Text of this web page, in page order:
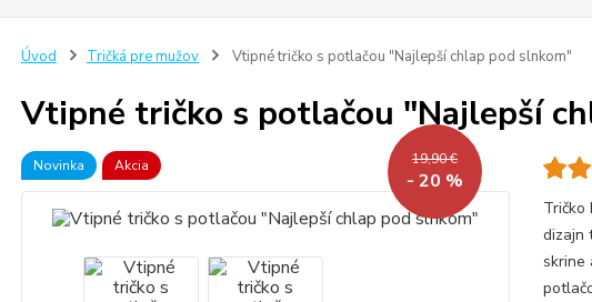
Úvod Tričká pre mužov Vtipné tričko s potlačou "Najlepší chlap pod slnkom"
Vtipné tričko s potlačou "Najlepší
Novinka Akcia 19,90 €
- 20 %
Tričko
dizajn
skrine